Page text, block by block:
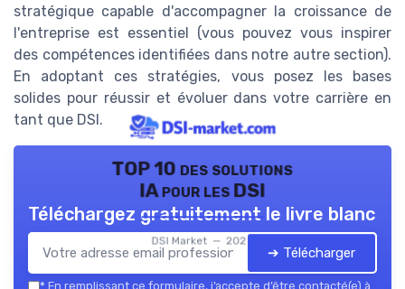
stratégique capable d'accompagner la croissance de
l'entreprise est essentiel (vous pouvez vous inspirer
des compétences identifiées dans notre autre section).
En adoptant ces stratégies, vous posez les bases
solides pour réussir et évoluer dans votre carrière en
tant que DSI.
TOP 10 des solutions
IA pour les DSI
DSI Market — 2026
Téléchargez gratuitement le livre blanc
➔ Télécharger
* En remplissant ce formulaire, j’accepte d’être contacté(e) à